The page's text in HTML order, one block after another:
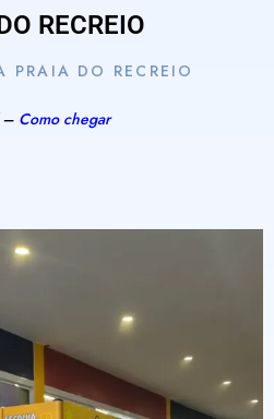
RECREIO
PRAIA DO RECREIO
– Como chegar